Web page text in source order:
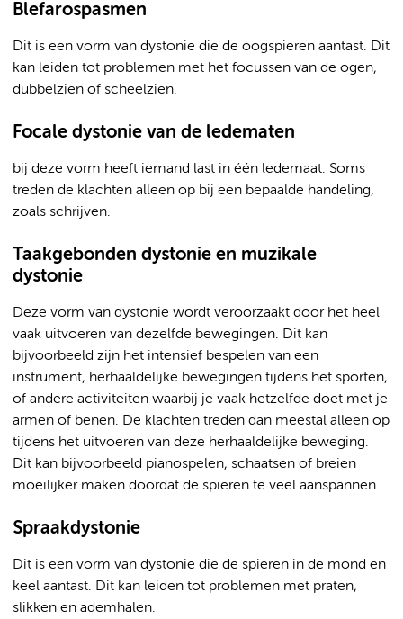
Blefarospasmen
Dit is een vorm van dystonie die de oogspieren aantast. Dit
kan leiden tot problemen met het focussen van de ogen,
dubbelzien of scheelzien.
Focale dystonie van de ledematen
bij deze vorm heeft iemand last in één ledemaat. Soms
treden de klachten alleen op bij een bepaalde handeling,
zoals schrijven.
Taakgebonden dystonie en muzikale
dystonie
Deze vorm van dystonie wordt veroorzaakt door het heel
vaak uitvoeren van dezelfde bewegingen. Dit kan
bijvoorbeeld zijn het intensief bespelen van een
instrument, herhaaldelijke bewegingen tijdens het sporten,
of andere activiteiten waarbij je vaak hetzelfde doet met je
armen of benen. De klachten treden dan meestal alleen op
tijdens het uitvoeren van deze herhaaldelijke beweging.
Dit kan bijvoorbeeld pianospelen, schaatsen of breien
moeilijker maken doordat de spieren te veel aanspannen.
Spraakdystonie
Dit is een vorm van dystonie die de spieren in de mond en
keel aantast. Dit kan leiden tot problemen met praten,
slikken en ademhalen.